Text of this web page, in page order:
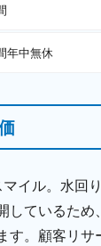
年中無休
イル。水回
しているため
す。顧客リサ